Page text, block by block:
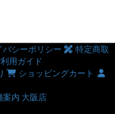
バシーポリシー
特定商取
用ガイド
ショッピングカート
案内 大阪店